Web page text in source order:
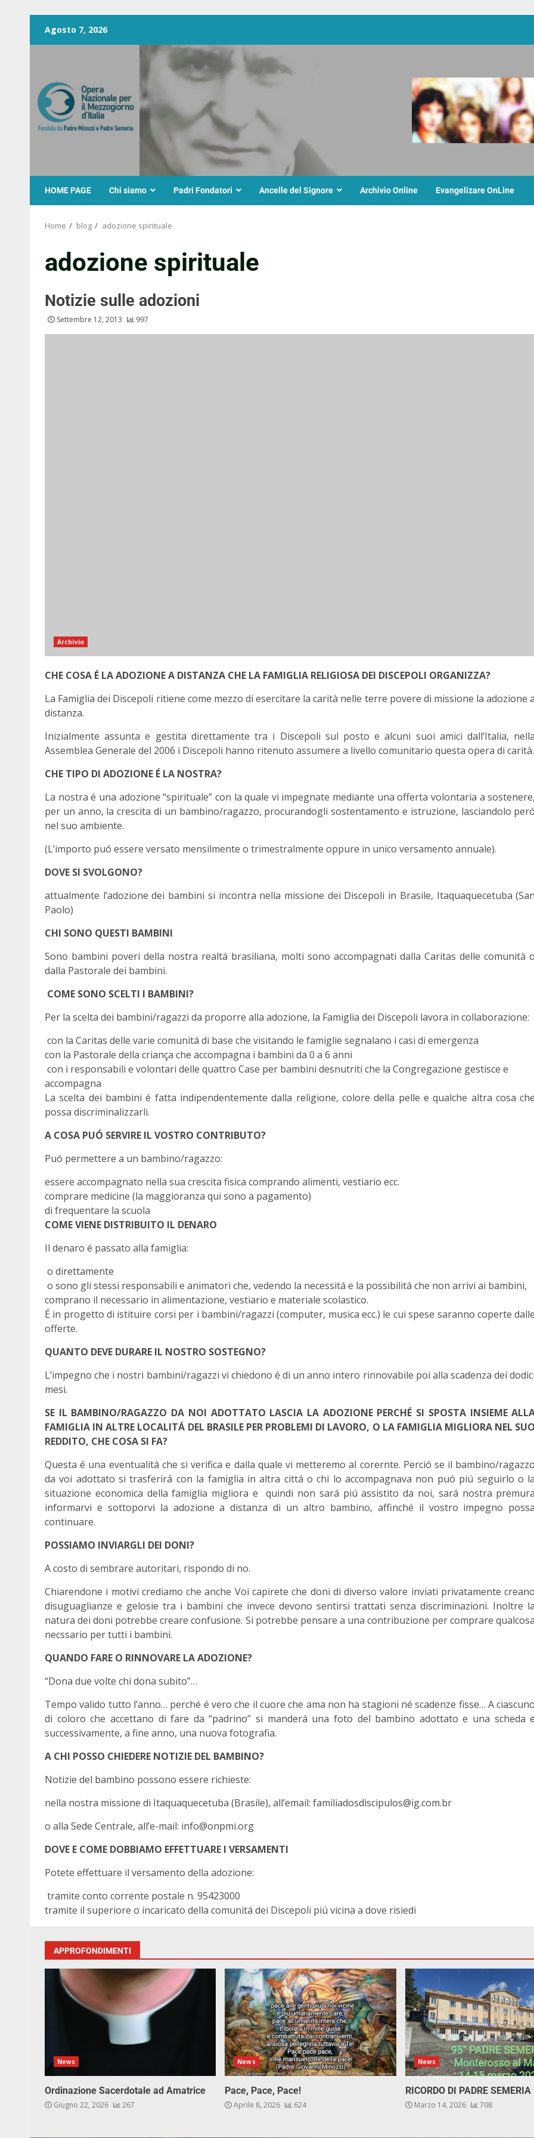
Agosto 7, 2026
HOME PAGE Chi siamo Padri Fondatori Ancelle del Signore Archivio Online Evangelizare OnLine
Home blog adozione spirituale
adozione spirituale
Notizie sulle adozioni
Settembre 12, 2013 997
Archivio
CHE COSA É LA ADOZIONE A DISTANZA CHE LA FAMIGLIA RELIGIOSA DEI DISCEPOLI ORGANIZZA?
La Famiglia dei Discepoli ritiene come mezzo di esercitare la carità nelle terre povere di missione la adozione
distanza.
Inizialmente assunta e gestita direttamente tra i Discepoli sul posto e alcuni suoi amici dall’Italia,
Assemblea Generale del 2006 i Discepoli hanno ritenuto assumere a livello comunitario questa opera di carità.
CHE TIPO DI ADOZIONE É LA NOSTRA?
La nostra é una adozione “spirituale” con la quale vi impegnate mediante una offerta volontaria a
per un anno, la crescita di un bambino/ragazzo, procurandogli sostentamento e istruzione, lasciandolo
nel suo ambiente.
(L’importo puó essere versato mensilmente o trimestralmente oppure in unico versamento annuale).
DOVE SI SVOLGONO?
attualmente l’adozione dei bambini si incontra nella missione dei Discepoli in Brasile, Itaquaquecetuba
Paolo)
CHI SONO QUESTI BAMBINI
Sono bambini poveri della nostra realtá brasiliana, molti sono accompagnati dalla Caritas delle comunità
dalla Pastorale dei bambini.
COME SONO SCELTI I BAMBINI?
Per la scelta dei bambini/ragazzi da proporre alla adozione, la Famiglia dei Discepoli lavora in collaborazione:
con la Caritas delle varie comunitá di base che visitando le famiglie segnalano i casi di emergenza
con la Pastorale della criança che accompagna i bambini da 0 a 6 anni
con i responsabili e volontari delle quattro Case per bambini desnutriti che la Congregazione gestisce e
accompagna
La scelta dei bambini é fatta indipendentemente dalla religione, colore della pelle e qualche altra cosa
possa discriminalizzarli.
A COSA PUÓ SERVIRE IL VOSTRO CONTRIBUTO?
Puó permettere a un bambino/ragazzo:
essere accompagnato nella sua crescita fisica comprando alimenti, vestiario ecc.
comprare medicine (la maggioranza qui sono a pagamento)
di frequentare la scuola
COME VIENE DISTRIBUITO IL DENARO
Il denaro é passato alla famiglia:
o direttamente
o sono gli stessi responsabili e animatori che, vedendo la necessitá e la possibilitá che non arrivi ai bambini,
comprano il necessario in alimentazione, vestiario e materiale scolastico.
É in progetto di istituire corsi per i bambini/ragazzi (computer, musica ecc.) le cui spese saranno coperte
offerte.
QUANTO DEVE DURARE IL NOSTRO SOSTEGNO?
L’impegno che i nostri bambini/ragazzi vi chiedono é di un anno intero rinnovabile poi alla scadenza dei
mesi.
SE IL BAMBINO/RAGAZZO DA NOI ADOTTATO LASCIA LA ADOZIONE PERCHÉ SI SPOSTA INSIEME
FAMIGLIA IN ALTRE LOCALITÁ DEL BRASILE PER PROBLEMI DI LAVORO, O LA FAMIGLIA MIGLIORA NEL
REDDITO, CHE COSA SI FA?
Questa é una eventualitá che si verifica e dalla quale vi metteremo al corernte. Perció se il bambino/
da voi adottato si trasferirá con la famiglia in altra cittá o chi lo accompagnava non puó piú seguirlo o
situazione economica della famiglia migliora e quindi non sará piú assistito da noi, sará nostra
informarvi e sottoporvi la adozione a distanza di un altro bambino, affinché il vostro impegno
continuare.
POSSIAMO INVIARGLI DEI DONI?
A costo di sembrare autoritari, rispondo di no.
Chiarendone i motivi crediamo che anche Voi capirete che doni di diverso valore inviati privatamente
disuguaglianze e gelosie tra i bambini che invece devono sentirsi trattati senza discriminazioni. Inoltre
natura dei doni potrebbe creare confusione. Si potrebbe pensare a una contribuzione per comprare
necssario per tutti i bambini.
QUANDO FARE O RINNOVARE LA ADOZIONE?
“Dona due volte chi dona subito”…
Tempo valido tutto l’anno… perché é vero che il cuore che ama non ha stagioni né scadenze fisse… A
di coloro che accettano di fare da “padrino” si manderá una foto del bambino adottato e una scheda
successivamente, a fine anno, una nuova fotografia.
A CHI POSSO CHIEDERE NOTIZIE DEL BAMBINO?
Notizie del bambino possono essere richieste:
nella nostra missione di Itaquaquecetuba (Brasile), all’email: familiadosdiscipulos@ig.com.br
o alla Sede Centrale, all’e-mail: info@onpmi.org
DOVE E COME DOBBIAMO EFFETTUARE I VERSAMENTI
Potete effettuare il versamento della adozione:
tramite conto corrente postale n. 95423000
tramite il superiore o incaricato della comunitá dei Discepoli piú vicina a dove risiedi
APPROFONDIMENTI
News
Ordinazione Sacerdotale ad Amatrice
Giugno 22, 2026 267
News
Pace, Pace, Pace!
Aprile 8, 2026 624
News
RICORDO DI PADRE SEMERIA
Marzo 14, 2026 708